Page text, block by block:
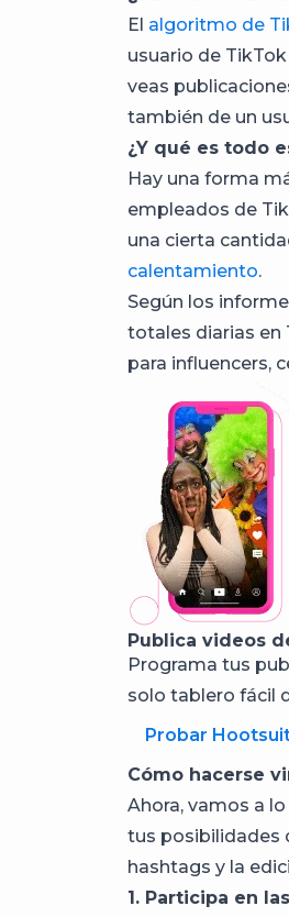
​​El algoritmo de
usuario de
veas
también de un
¿Y qué es todo
Hay una forma
empleados de
una cierta
calentamiento.
Según los
totales diarias en
para influencers,
Publica videos
Programa tus
solo tablero fácil
Probar
Cómo hacerse
Ahora, vamos a
tus posibilidades
hashtags y la
1. Participa en